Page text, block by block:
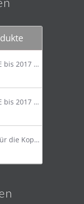
Mazda CX-5 KE bis 2017 Trittschutzleiste Edelstahl original
Mazda CX-5 KE bis 2017 Lastenträger Dachträger
Kleiderbügel für die Kopfstütze